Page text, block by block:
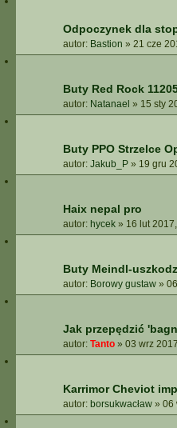
Odpoczynek dla
autor: Bastion » 21 cze
Buty Red Rock
autor: Natanael » 15 sty
Buty PPO Strzelce
autor: Jakub_P » 19 gru
Haix nepal pro
autor: hycek » 16 lut
Buty Meindl-
autor: Borowy gustaw »
Jak przepędzić
autor: Tanto » 03 wrz
Karrimor Cheviot
autor: borsukwacław » 06